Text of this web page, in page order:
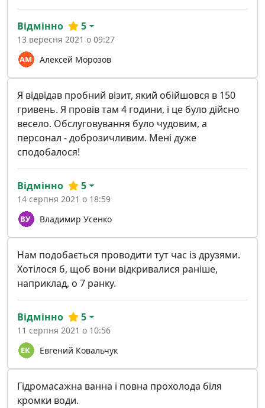
Алексей Морозов
Відмінно 5
13 вересня 2021 о 09:27
Я відвідав пробний візит, який обійшовся в 150
гривень. Я провів там 4 години, і це було дійсно
весело. Обслуговування було чудовим, а
персонал - доброзичливим. Мені дуже
сподобалося!
Владимир Усенко
Відмінно 5
14 серпня 2021 о 18:59
Нам подобається проводити тут час із друзями.
Хотілося б, щоб вони відкривалися раніше,
наприклад, о 7 ранку.
Евгений Ковальчук
Відмінно 5
11 серпня 2021 о 10:56
Гідромасажна ванна і повна прохолода біля
кромки води.